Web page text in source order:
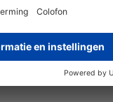
Levering circa:
vr. 14 aug.
140 g